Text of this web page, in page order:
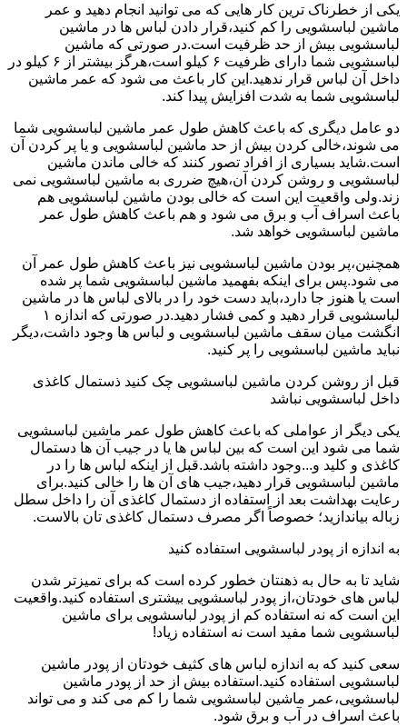
یکی از خطرناک ترین کار هایی که می توانید انجام دهید و عمر
ماشین لباسشویی را کم کنید،قرار دادن لباس ها در ماشین
لباسشویی بیش از حد ظرفیت است.در صورتی که ماشین
لباسشویی شما دارای ظرفیت ۶ کیلو است،هرگز بیشتر از ۶ کیلو در
داخل آن لباس قرار ندهید.این کار باعث می شود که عمر ماشین
لباسشویی شما به شدت افزایش پیدا کند.
دو عامل دیگری که باعث کاهش طول عمر ماشین لباسشویی شما
می شوند،خالی کردن بیش از حد ماشین لباسشویی و یا پر کردن آن
است.شاید بسیاری از افراد تصور کنند که خالی ماندن ماشین
لباسشویی و روشن کردن آن،هیچ ضرری به ماشین لباسشویی نمی
زند.ولی واقعیت این است که خالی بودن ماشین لباسشویی هم
باعث اسراف آب و برق می شود و هم باعث کاهش طول عمر
ماشین لباسشویی خواهد شد.
همچنین،پر بودن ماشین لباسشویی نیز باعث کاهش طول عمر آن
می شود.پس برای اینکه بفهمید ماشین لباسشویی شما پر شده
است یا هنوز جا دارد،باید دست خود را در بالای لباس ها در ماشین
لباسشویی قرار دهید و کمی فشار دهید.در صورتی که اندازه ۱
انگشت میان سقف ماشین لباسشویی و لباس ها وجود داشت،دیگر
نباید ماشین لباسشویی را پر کنید.
قبل از روشن کردن ماشین لباسشویی چک کنید ذستمال کاغذی
داخل لباسشویی نباشد
یکی دیگر از عواملی که باعث کاهش طول عمر ماشین لباسشویی
شما می شود این است که بین لباس ها یا در جیب آن ها دستمال
کاغذی و کلید و...وجود داشته باشد.قبل از اینکه لباس ها را در
ماشین لباسشویی قرار دهید،جیب های آن ها را خالی کنید.برای
رعایت بهداشت بعد از استفاده از دستمال کاغذی آن را داخل سطل
زباله بیاندازید؛ خصوصاً اگر مصرف دستمال کاغذی تان بالاست.
به اندازه از پودر لباسشویی استفاده کنید
شاید تا به حال به ذهنتان خطور کرده است که برای تمیزتر شدن
لباس های خودتان،از پودر لباسشویی بیشتری استفاده کنید.واقعیت
این است که نه استفاده کم از پودر لباسشویی برای ماشین
لباسشویی شما مفید است نه استفاده زیاد!
سعی کنید که به اندازه لباس های کثیف خودتان از پودر ماشین
لباسشویی استفاده کنید.استفاده بیش از حد از پودر ماشین
لباسشویی،عمر ماشین لباسشویی شما را کم می کند و می تواند
باعث اسراف در آب و برق شود.